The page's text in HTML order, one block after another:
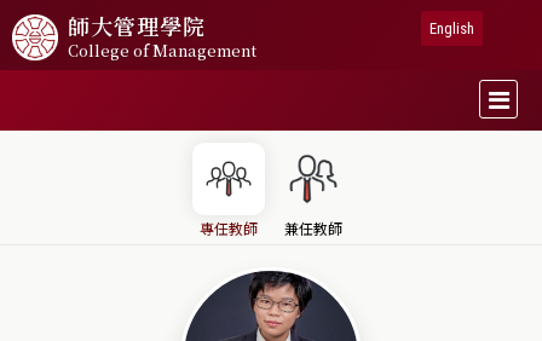
師大管理學院
College of Management
English
專任教師 兼任教師